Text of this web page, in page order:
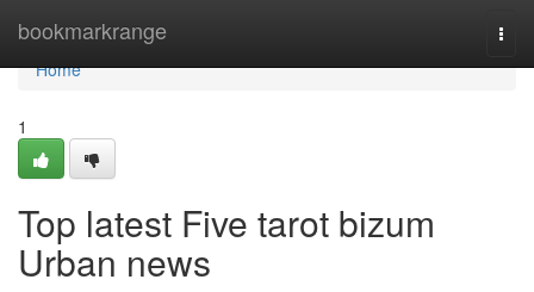
bookmarkrange
Home
Home
1
Top latest Five tarot bizum
Urban news